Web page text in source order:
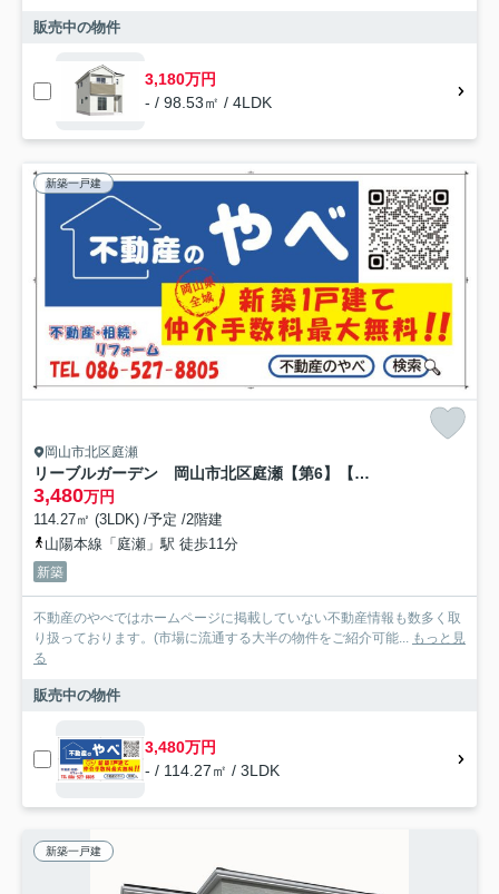
販売中の物件
3,180万円
- / 98.53㎡ / 4LDK
新築一戸建
岡山市北区庭瀬
リーブルガーデン 岡山市北区庭瀬【第6】【仲介手数料無料】
3,480万円
114.27㎡ (3LDK) /予定 /2階建
山陽本線「庭瀬」駅 徒歩11分
新築
不動産のやべではホームページに掲載していない不動産情報も数多く取
り扱っております。(市場に流通する大半の物件をご紹介可能... もっと見
る
販売中の物件
3,480万円
- / 114.27㎡ / 3LDK
新築一戸建